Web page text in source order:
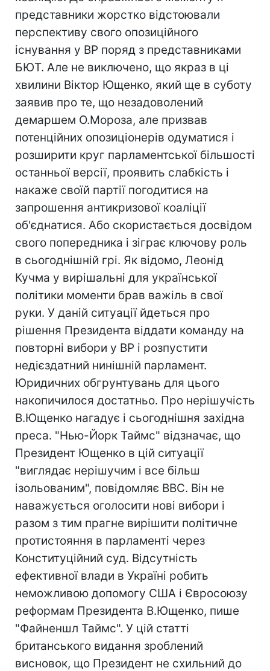
представники жорстко відстоювали
перспективу свого опозиційного
існування у ВР поряд з представниками
БЮТ. Але не виключено, що якраз в ці
хвилини Віктор Ющенко, який ще в суботу
заявив про те, що незадоволений
демаршем О.Мороза, але призвав
потенційних опозиціонерів одуматися і
розширити круг парламентської більшості
останньої версії, проявить слабкість і
накаже своїй партії погодитися на
запрошення антикризової коаліції
об'єднатися. Або скористається досвідом
свого попередника і зіграє ключову роль
в сьогоднішній грі. Як відомо, Леонід
Кучма у вирішальні для української
політики моменти брав важіль в свої
руки. У даній ситуації йдеться про
рішення Президента віддати команду на
повторні вибори у ВР і розпустити
недієздатний нинішній парламент.
Юридичних обгрунтувань для цього
накопичилося достатньо. Про нерішучість
В.Ющенко нагадує і сьогоднішня західна
преса. "Нью-Йорк Таймс" відзначає, що
Президент Ющенко в цій ситуації
"виглядає нерішучим і все більш
ізольованим", повідомляє ВВС. Він не
наважується оголосити нові вибори і
разом з тим прагне вирішити політичне
протистояння в парламенті через
Конституційний суд. Відсутність
ефективної влади в Україні робить
неможливою допомогу США і Євросоюзу
реформам Президента В.Ющенко, пише
"Файненшл Таймс". У цій статті
британського видання зроблений
висновок, що Президент не схильний до